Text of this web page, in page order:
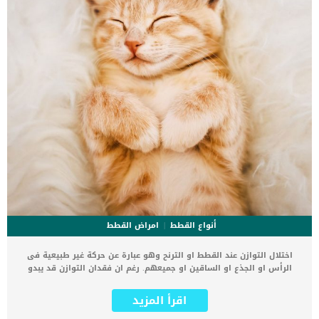
أنواع القطط
امراض القطط
اختلال التوازن عند القطط او الترنح وهو عبارة عن حركة غير طبيعية فى
الرأس او الجذع او الساقين او جميعهم. رغم ان فقدان التوازن قد يبدو
مرضية خطيرة. يعتبر اختلال التوازن عند القطط دليل على اضطراب ما فى
الجهاز العصبى بالإضافة الى انه يعتبر عرض لكثير من الامراض الاخرى التى
اقرأ المزيد